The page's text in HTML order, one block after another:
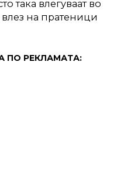
така влегуваат во
на пратеници
ПО РЕКЛАМАТА: